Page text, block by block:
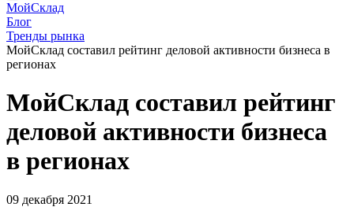
МойСклад
Блог
Тренды рынка
МойСклад составил рейтинг деловой активности бизнеса в
регионах
МойСклад составил рейтинг
деловой активности бизнеса
в регионах
09 декабря 2021